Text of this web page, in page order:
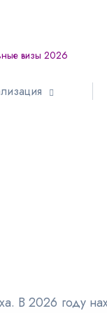
визы 2026
В 2026 году